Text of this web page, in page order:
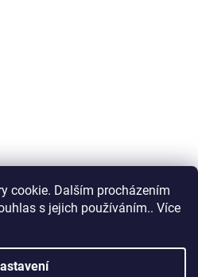
cookie. Dalším procházením
s jejich používáním.. Více
Shoptet